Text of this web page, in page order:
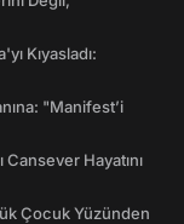
Kıyasladı:
"Manifest’i
Hayatını
Çocuk Yüzünden